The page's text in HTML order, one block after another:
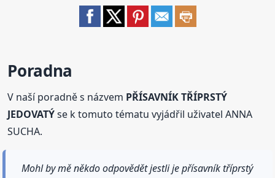
Poradna
V naší poradně s názvem PŘÍSAVNÍK TŘÍPRSTÝ
JEDOVATÝse k tomuto tématu vyjádřil uživatel ANNA
SUCHA.
Mohl by mě někdo odpovědět jestli je přísavník tříprstý